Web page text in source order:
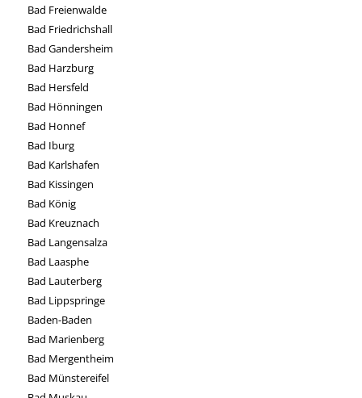
Bad Freienwalde
Bad Friedrichshall
Bad Gandersheim
Bad Harzburg
Bad Hersfeld
Bad Hönningen
Bad Honnef
Bad Iburg
Bad Karlshafen
Bad Kissingen
Bad König
Bad Kreuznach
Bad Langensalza
Bad Laasphe
Bad Lauterberg
Bad Lippspringe
Baden-Baden
Bad Marienberg
Bad Mergentheim
Bad Münstereifel